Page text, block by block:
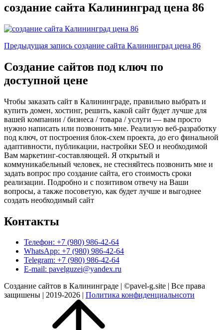
создание сайта Калининград цена 86
Навигация
по
записям
Предыдущая
Предыдущая запись создание сайта Калининград цена 86
Создание сайтов под ключ по
доступной цене
Чтобы заказать сайт в Калининграде, правильно выбрать и
купить домен, хостинг, решить, какой сайт будет лучше для
вашей компании / бизнеса / товара / услуги — вам просто
нужно написать или позвонить мне. Реализую веб-разработку
под ключ, от построения блок-схем проекта, до его финальной
адаптивности, публикации, настройки SEO и необходимой
Вам маркетинг-составляющей. Я открытый и
коммуникабельный человек, не стесняйтесь позвонить мне и
задать вопрос про создание сайта, его стоимость сроки
реализации. Подробно и с позитивом отвечу на Ваши
вопросы, а также посоветую, как будет лучше и выгоднее
создать необходимый сайт
Контакты
Телефон: +7 (980) 986-42-64
WhatsApp: +7 (980) 986-42-64
Telegram: +7 (980) 986-42-64
E-mail: pavelguzei@yandex.ru
Создание сайтов в Калининграде | ©pavel-g.site | Все права
защишены | 2019-2026 | Политика конфиденциальнсоти